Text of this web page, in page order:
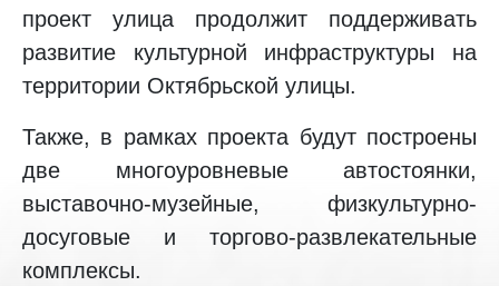
проект улица продолжит поддерживать
развитие культурной инфраструктуры на
территории Октябрьской улицы.
Также, в рамках проекта будут построены
две многоуровневые автостоянки,
выставочно-музейные, физкультурно-
досуговые и торгово-развлекательные
комплексы.